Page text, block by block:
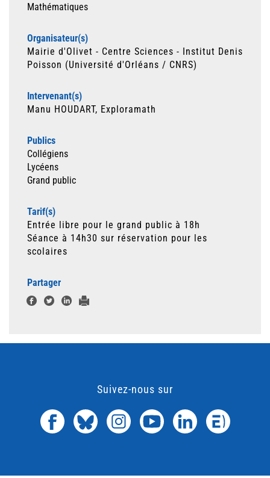
Mathématiques
Organisateur(s)
Mairie d'Olivet - Centre Sciences - Institut Denis
Poisson (Université d'Orléans / CNRS)
Intervenant(s)
Manu HOUDART, Exploramath
Publics
Collégiens
Lycéens
Grand public
Tarif(s)
Entrée libre pour le grand public à 18h
Séance à 14h30 sur réservation pour les
scolaires
Partager
Suivez-nous sur